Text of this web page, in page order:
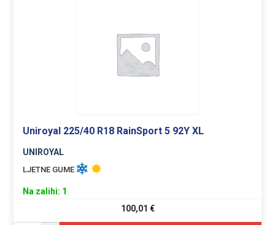
Uniroyal 225/40 R18 RainSport 5 92Y XL
UNIROYAL
LJETNE GUME
Na zalihi: 1
100,01 €